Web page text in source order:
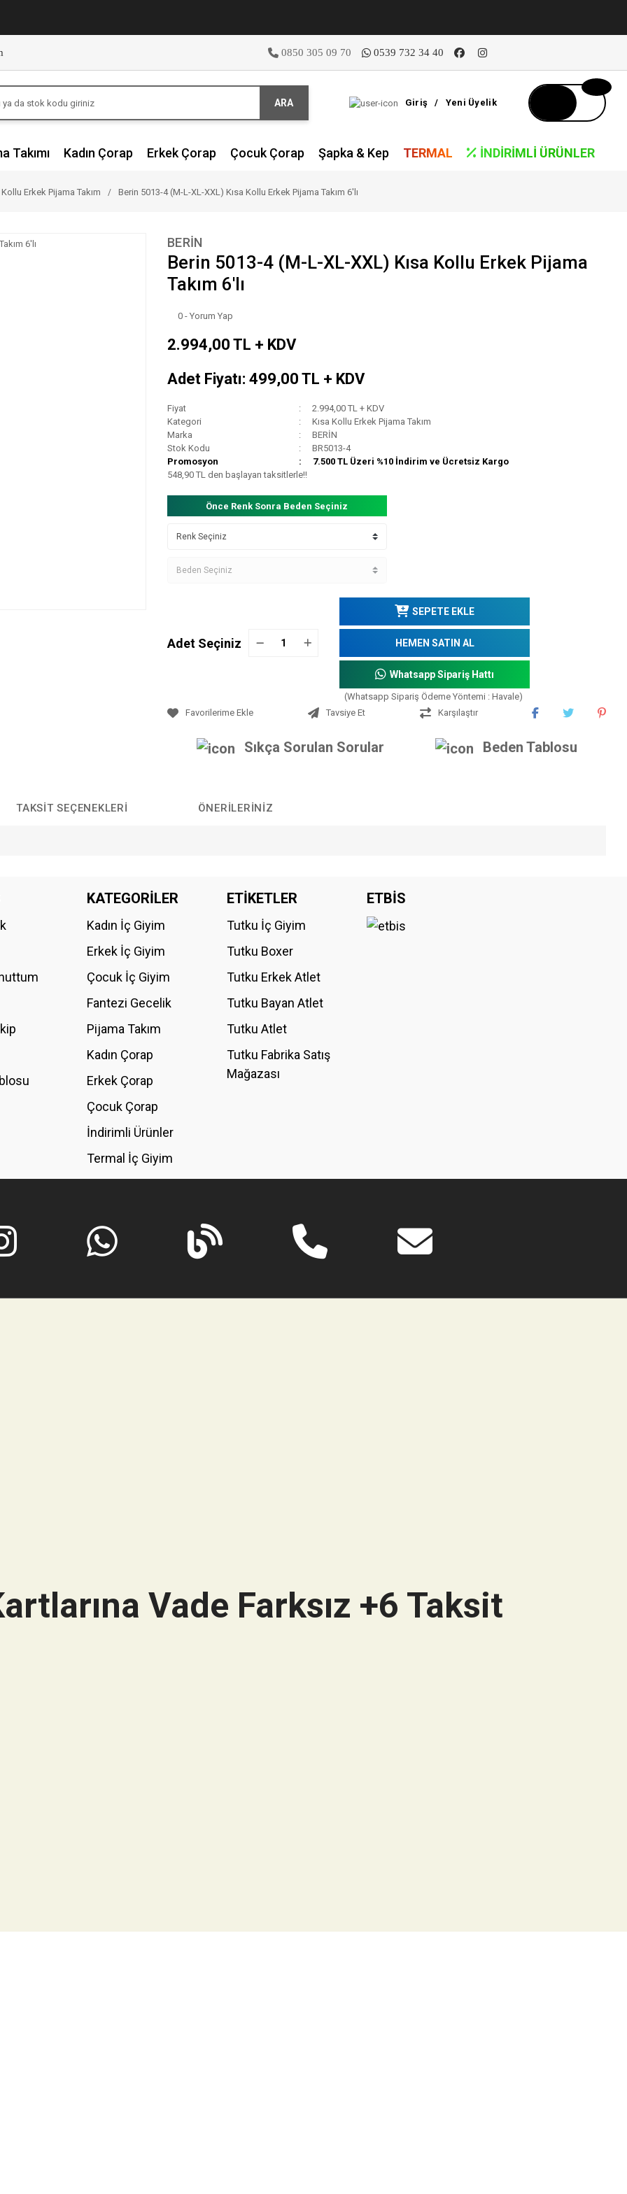
0850 305 09 70 0539 732 34 40
ARA Giriş / Yeni Üyelik
Takımı Kadın Çorap Erkek Çorap Çocuk Çorap Şapka & Kep TERMAL İNDIRIMLI ÜRÜNLER
Kollu Erkek Pijama Takım Berin 5013-4 (M-L-XL-XXL) Kısa Kollu Erkek Pijama Takım 6'lı
BERİN
Berin 5013-4 (M-L-XL-XXL) Kısa Kollu Erkek Pijama
Takım 6'lı
0 - Yorum Yap
2.994,00 TL + KDV
Adet Fiyatı: 499,00 TL + KDV
Fiyat
2.994,00 TL + KDV
Kategori
Kısa Kollu Erkek Pijama Takım
Marka
BERİN
Stok Kodu
BR5013-4
Promosyon
7.500 TL Üzeri %10 İndirim ve Ücretsiz Kargo
548,90 TL den başlayan taksitlerle!!
Önce Renk Sonra Beden Seçiniz
Adet Seçiniz
SEPETE EKLE
HEMEN SATIN AL
Whatsapp Sipariş Hattı
(Whatsapp Sipariş Ödeme Yöntemi : Havale)
Tavsiye Et
Karşılaştır
Sıkça Sorulan Sorular Beden Tablosu
TAKSIT SEÇENEKLERI ÖNERILERINIZ
Bu ürüne ilk yorumu siz yapın!
KATEGORİLER
Kadın İç Giyim
Erkek İç Giyim
Çocuk İç Giyim
Fantezi Gecelik
Pijama Takım
Kadın Çorap
Erkek Çorap
Çocuk Çorap
İndirimli Ürünler
Termal İç Giyim
ETİKETLER
Tutku İç Giyim
Tutku Boxer
Tutku Erkek Atlet
Tutku Bayan Atlet
Tutku Atlet
Tutku Fabrika Satış
Mağazası
ETBİS
Vade Farksız +6 Taksit